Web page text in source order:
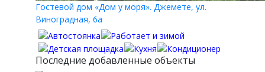
Гостевой дом «Дом у моря». Джемете, ул.
Виноградная, 6а
Последние добавленные объекты